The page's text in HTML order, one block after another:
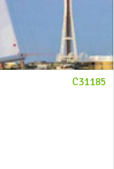
C31185